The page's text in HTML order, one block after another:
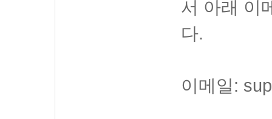
서 아래 이
다.
이메일: